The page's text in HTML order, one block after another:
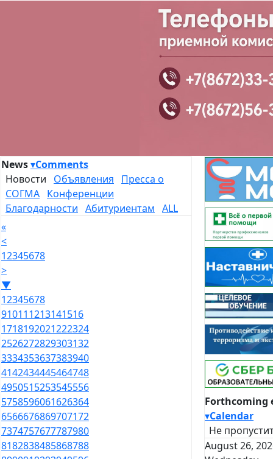
News▾Comments
Новости Объявления
Пресса о
СОГМА Конференции
Благодарности Абитуриентам ALL
«
<
12345678
>
▼
12345678
910111213141516
1718192021222324
2526272829303132
3334353637383940
4142434445464748
4950515253545556
5758596061626364
6566676869707172
7374757677787980
8182838485868788
Forthcoming
▾Calendar
Не
August 26,